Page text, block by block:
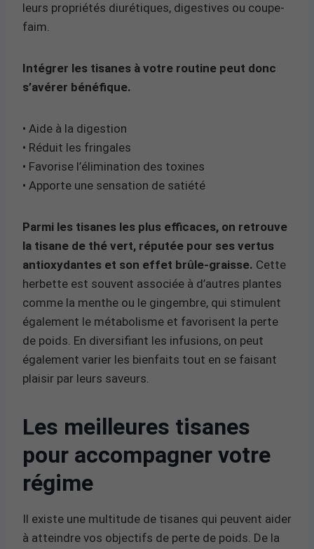
leurs propriétés diurétiques, digestives ou coupe-
faim.
Intégrer les tisanes à votre routine peut donc
s’avérer bénéfique.
• Aide à la digestion
• Réduit les fringales
• Favorise l’élimination des toxines
• Apporte une sensation de satiété
Parmi les tisanes les plus efficaces, on retrouve
la tisane de thé vert, réputée pour ses vertus
antioxydantes et son effet brûle-graisse. Cette
herbette est souvent associée à d’autres plantes
comme la menthe ou le gingembre, qui stimulent
également le métabolisme et favorisent la perte
de poids. En diversifiant les infusions, on peut
également varier les bienfaits tout en se faisant
plaisir par leurs saveurs.
Les meilleures tisanes
pour accompagner votre
régime
Il existe une multitude de tisanes qui peuvent aider
à atteindre vos objectifs de perte de poids. De la